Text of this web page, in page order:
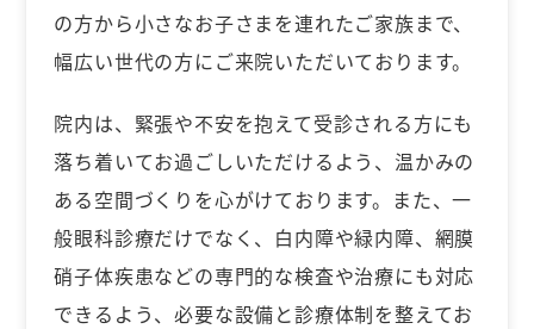
の方から小さなお子さまを連れたご家族まで、
幅広い世代の方にご来院いただいております。
院内は、緊張や不安を抱えて受診される方にも
落ち着いてお過ごしいただけるよう、温かみの
ある空間づくりを心がけております。また、一
般眼科診療だけでなく、白内障や緑内障、網膜
硝子体疾患などの専門的な検査や治療にも対応
できるよう、必要な設備と診療体制を整えてお